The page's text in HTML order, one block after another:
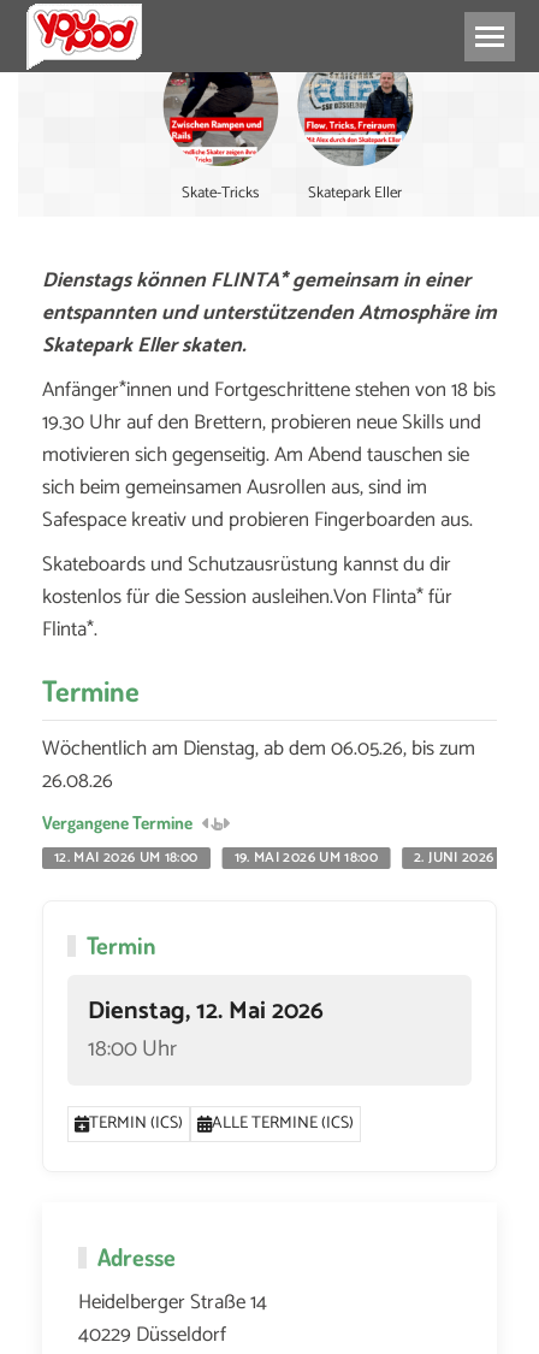
Skate-Tricks Skatepark Eller
Dienstags können FLINTA* gemeinsam in einer
entspannten und unterstützenden Atmosphäre im
Skatepark Eller skaten.
Anfänger*innen und Fortgeschrittene stehen von 18 bis
19.30 Uhr auf den Brettern, probieren neue Skills und
motivieren sich gegenseitig. Am Abend tauschen sie
sich beim gemeinsamen Ausrollen aus, sind im
Safespace kreativ und probieren Fingerboarden aus.
Skateboards und Schutzausrüstung kannst du dir
kostenlos für die Session ausleihen.Von Flinta* für
Flinta*.
Termine
Wöchentlich am Dienstag, ab dem 06.05.26, bis zum
26.08.26
Vergangene Termine
12. MAI 2026 UM 18:00
19. MAI 2026 UM 18:00 2. JUNI 2026 UM
Termin
Dienstag, 12. Mai 2026
18:00 Uhr
TERMIN (ICS) ALLE TERMINE (ICS)
Adresse
Heidelberger Straße 14
40229 Düsseldorf